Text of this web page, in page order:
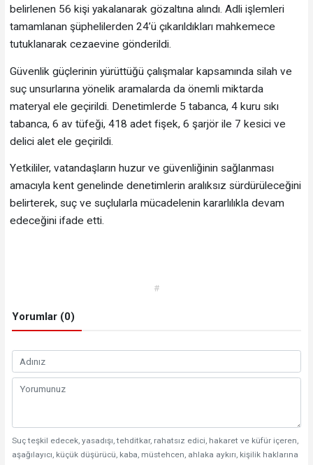
belirlenen 56 kişi yakalanarak gözaltına alındı. Adli işlemleri
tamamlanan şüphelilerden 24’ü çıkarıldıkları mahkemece
tutuklanarak cezaevine gönderildi.
Güvenlik güçlerinin yürüttüğü çalışmalar kapsamında silah ve
suç unsurlarına yönelik aramalarda da önemli miktarda
materyal ele geçirildi. Denetimlerde 5 tabanca, 4 kuru sıkı
tabanca, 6 av tüfeği, 418 adet fişek, 6 şarjör ile 7 kesici ve
delici alet ele geçirildi.
Yetkililer, vatandaşların huzur ve güvenliğinin sağlanması
amacıyla kent genelinde denetimlerin aralıksız sürdürüleceğini
belirterek, suç ve suçlularla mücadelenin kararlılıkla devam
edeceğini ifade etti.
#
Yorumlar (0)
Suç teşkil edecek, yasadışı, tehditkar, rahatsız edici, hakaret ve küfür içeren,
aşağılayıcı, küçük düşürücü, kaba, müstehcen, ahlaka aykırı, kişilik haklarına